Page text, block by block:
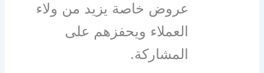
عروض خاصة يزيد من ولاء
العملاء ويحفزهم على
المشاركة.